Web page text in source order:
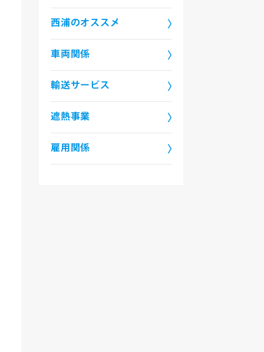
西浦のオススメ
車両関係
輸送サービス
遮熱事業
雇用関係